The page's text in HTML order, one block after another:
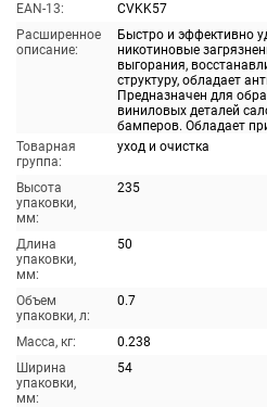
EAN-13:
CVKK57
Расширенное
описание:
Быстро и эффективно
никотиновые
выгорания,
структуру, обладает
Предназначен для
виниловых деталей
бамперов. Обладает
Товарная
группа:
уход и очистка
Высота
упаковки,
мм:
235
Длина
упаковки,
мм:
50
Объем
упаковки, л:
0.7
Масса, кг:
0.238
Ширина
упаковки,
мм:
54